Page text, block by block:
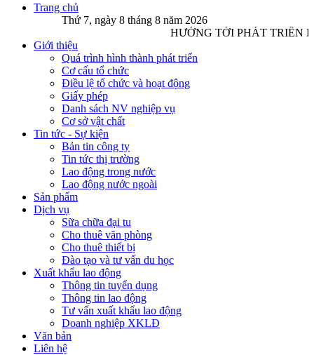
Trang chủ
Thứ 7, ngày 8 tháng 8 năm 2026
HƯỚNG TỚI PHÁT TRIỂN
Giới thiệu
Quá trình hình thành phát triển
Cơ cấu tổ chức
Điều lệ tổ chức và hoạt động
Giấy phép
Danh sách NV nghiệp vụ
Cơ sở vật chất
Tin tức - Sự kiện
Bản tin công ty
Tin tức thị trường
Lao động trong nước
Lao động nước ngoài
Sản phẩm
Dịch vụ
Sữa chữa đại tu
Cho thuê văn phòng
Cho thuê thiết bị
Đào tạo và tư vấn du học
Xuất khẩu lao động
Thông tin tuyển dụng
Thông tin lao động
Tư vấn xuất khẩu lao động
Doanh nghiệp XKLĐ
Văn bản
Liên hệ